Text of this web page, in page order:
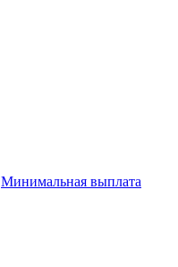
Минимальная выплата